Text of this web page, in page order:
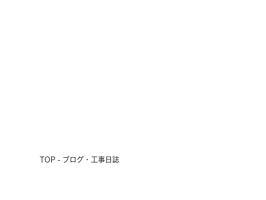
TOP - ブログ・工事日誌